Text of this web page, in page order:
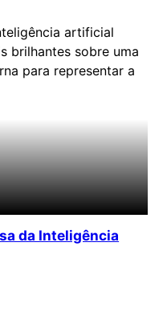
da Inteligência